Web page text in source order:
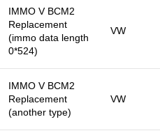
IMMO V BCM2
Replacement
(immo data length
0*524)
VW
IMMO V BCM2
Replacement
(another type)
VW